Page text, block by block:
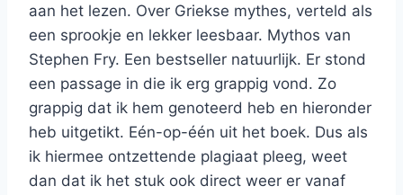
aan het lezen. Over Griekse mythes, verteld als
een sprookje en lekker leesbaar. Mythos van
Stephen Fry. Een bestseller natuurlijk. Er stond
een passage in die ik erg grappig vond. Zo
grappig dat ik hem genoteerd heb en hieronder
heb uitgetikt. Eén-op-één uit het boek. Dus als
ik hiermee ontzettende plagiaat pleeg, weet
dan dat ik het stuk ook direct weer er vanaf